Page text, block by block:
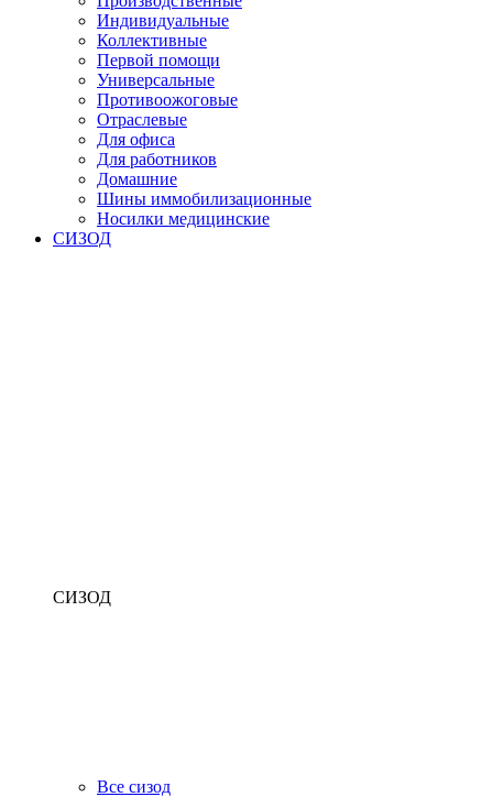
Индивидуальные
Коллективные
Первой помощи
Универсальные
Противоожоговые
Отраслевые
Для офиса
Для работников
Домашние
Шины иммобилизационные
Носилки медицинские
СИЗОД
СИЗОД
Все сизод